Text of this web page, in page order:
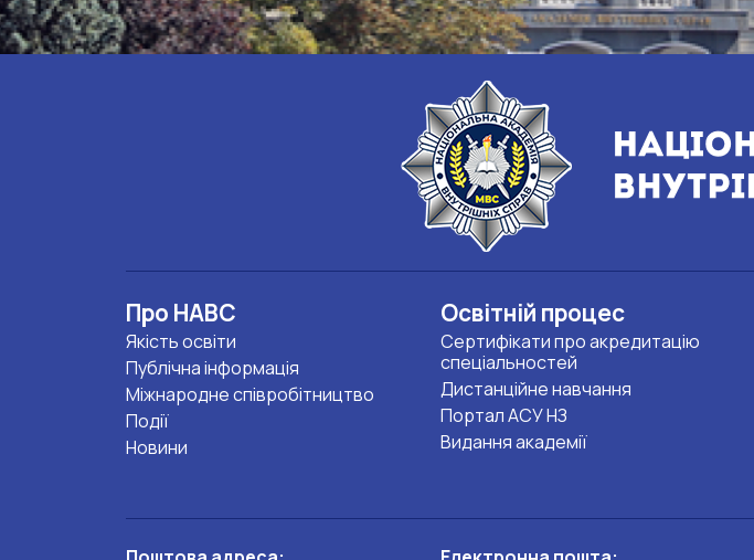
Про НАВС
Якість освіти
Публічна інформація
Міжнародне співробітництво
Події
Новини
Освітній процес
Сертифікати про акредитацію
спеціальностей
Дистанційне навчання
Портал АСУ НЗ
Видання академії